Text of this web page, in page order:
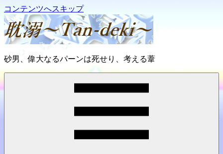
コンテンツへスキップ
耽
砂男、偉大なるパーンは死せり、考える葦